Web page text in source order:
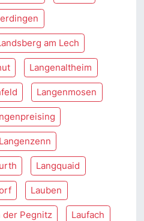
am Lech
Langenaltheim
Langenmosen
Langenzenn
Langquaid
Lauben
der Pegnitz Laufach